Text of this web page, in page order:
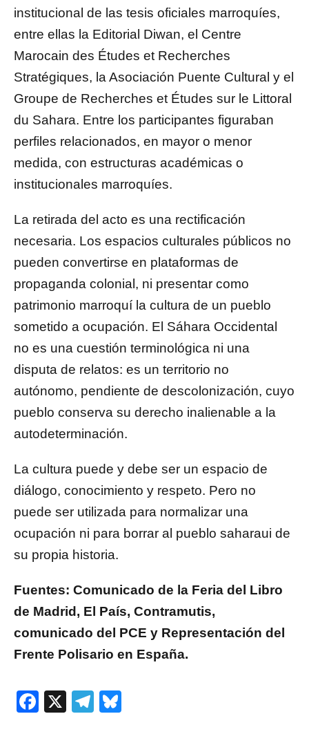
institucional de las tesis oficiales marroquíes,
entre ellas la Editorial Diwan, el Centre
Marocain des Études et Recherches
Stratégiques, la Asociación Puente Cultural y el
Groupe de Recherches et Études sur le Littoral
du Sahara. Entre los participantes figuraban
perfiles relacionados, en mayor o menor
medida, con estructuras académicas o
institucionales marroquíes.
La retirada del acto es una rectificación
necesaria. Los espacios culturales públicos no
pueden convertirse en plataformas de
propaganda colonial, ni presentar como
patrimonio marroquí la cultura de un pueblo
sometido a ocupación. El Sáhara Occidental
no es una cuestión terminológica ni una
disputa de relatos: es un territorio no
autónomo, pendiente de descolonización, cuyo
pueblo conserva su derecho inalienable a la
autodeterminación.
La cultura puede y debe ser un espacio de
diálogo, conocimiento y respeto. Pero no
puede ser utilizada para normalizar una
ocupación ni para borrar al pueblo saharaui de
su propia historia.
Fuentes: Comunicado de la Feria del Libro
de Madrid, El País, Contramutis,
comunicado del PCE y Representación del
Frente Polisario en España.
Facebook
X Telegram